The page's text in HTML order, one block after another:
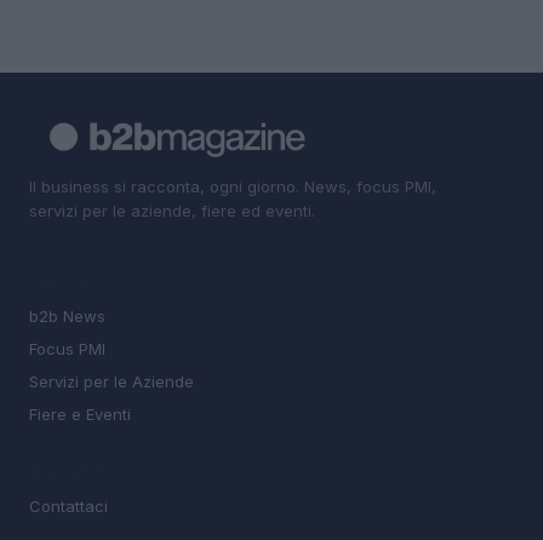
Il business si racconta, ogni giorno. News, focus PMI,
servizi per le aziende, fiere ed eventi.
b2b News
Focus PMI
Servizi per le Aziende
Fiere e Eventi
Contattaci